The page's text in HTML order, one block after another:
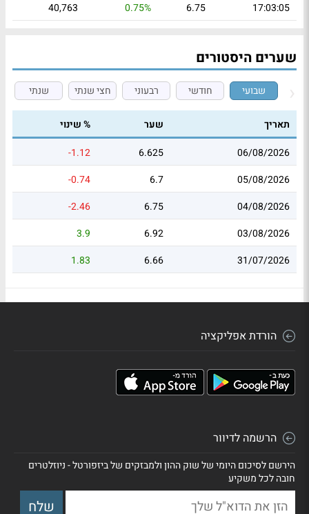
17:03:05
6.75
0.75%
40,763
שערים היסטורים
שבועי חודשי רבעוני חצי שנתי שנתי
תאריך שער
% שינוי
06/08/2026
6.625
-1.12
05/08/2026
6.7
-0.74
04/08/2026
6.75
-2.46
03/08/2026
6.92
3.9
31/07/2026
6.66
1.83
הורדת אפליקציה
הרשמה לדיוור
הירשם לסיכום היומי של שוק ההון ולמבזקים של ביזפורטל - ניוזלטרים
חובה לכל משקיע